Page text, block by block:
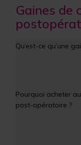
Gaines de
Qu’est-ce qu’une
Pourquoi acheter
post-opératoire ?